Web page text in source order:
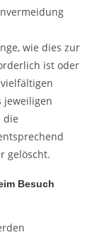
wie dies zur
ist oder
jeweiligen
die
gelöscht.
Besuch